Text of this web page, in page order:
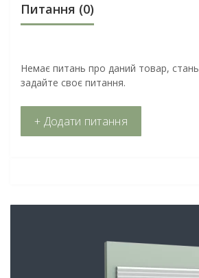
Питання (0)
Немає питань про даний товар,
задайте своє питання.
+ Додати питання